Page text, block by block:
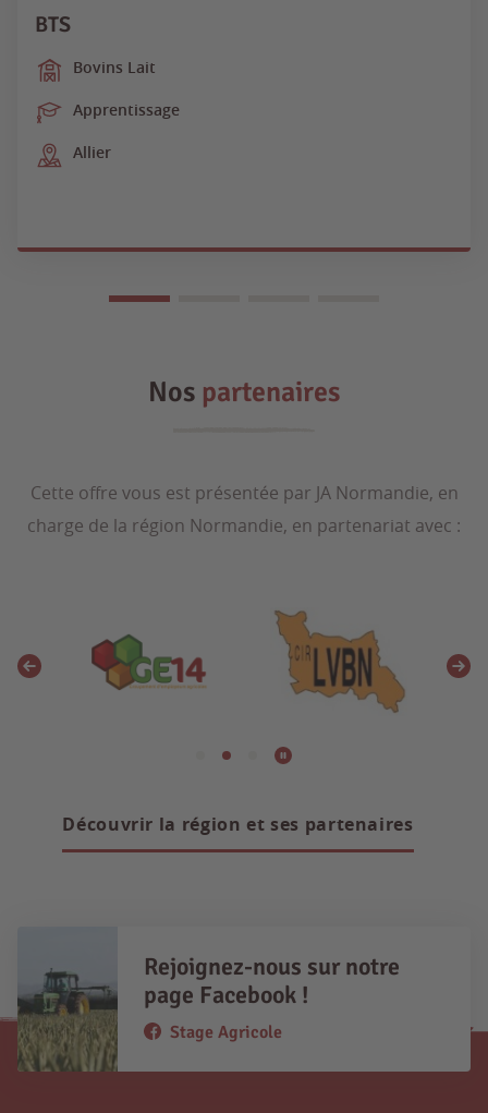
BTS
Bovins Lait
Apprentissage
Allier
Nos partenaires
Cette offre vous est présentée par JA Normandie, en
charge de la région Normandie, en partenariat avec :
Découvrir la région et ses partenaires
Rejoignez-nous sur notre
page Facebook !
Stage Agricole